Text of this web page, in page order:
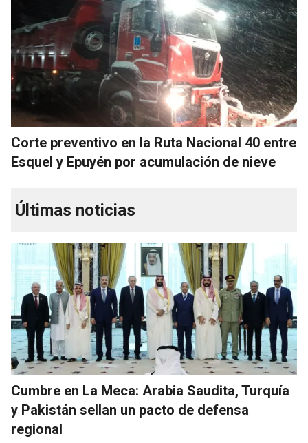
Corte preventivo en la Ruta Nacional 40 entre
Esquel y Epuyén por acumulación de nieve
Últimas noticias
Cumbre en La Meca: Arabia Saudita, Turquía
y Pakistán sellan un pacto de defensa
regional